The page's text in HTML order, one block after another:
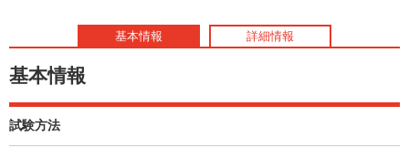
基本情報 詳細情報
基本情報
試験方法